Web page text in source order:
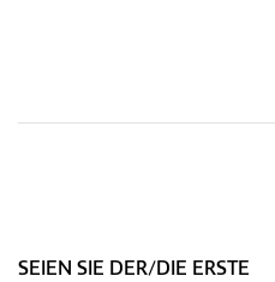
SEIEN SIE DER/DIE ERSTE